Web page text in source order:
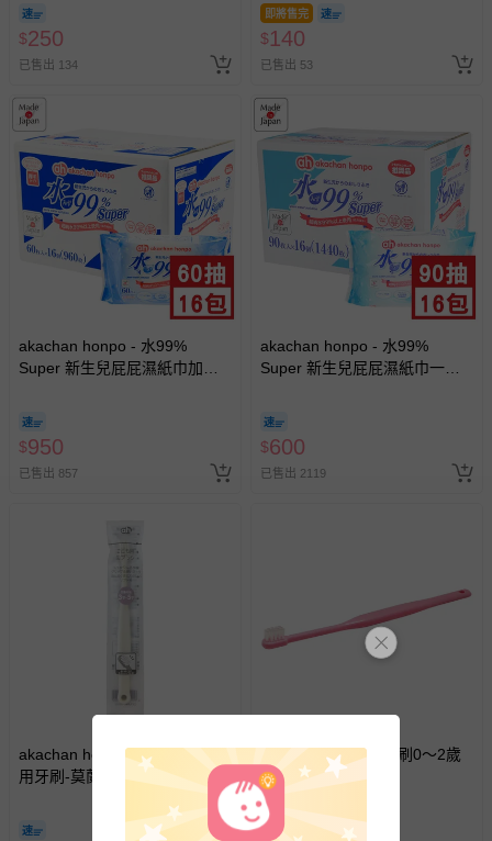
$250
已售出 134
即將售完
$140
已售出 53
akachan honpo - 水99%
Super 新生兒屁屁濕紙巾加厚
$950
已售出 857
akachan honpo - 水99%
Super 新生兒屁屁濕紙巾一般
$600
已售出 2119
akachan honpo - 3～5歳 幼童
用牙刷-莫蘭迪白
akachan honpo - 牙刷0～2歲
1支-粉色